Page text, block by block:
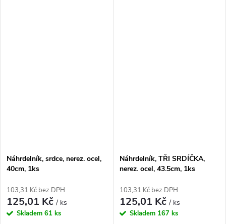
Náhrdelník, srdce, nerez. ocel,
40cm, 1ks
103,31 Kč bez DPH
125,01 Kč/ ks
Skladem 61 ks
Náhrdelník, TŘI SRDÍČKA,
nerez. ocel, 43.5cm, 1ks
103,31 Kč bez DPH
125,01 Kč/ ks
Skladem 167 ks